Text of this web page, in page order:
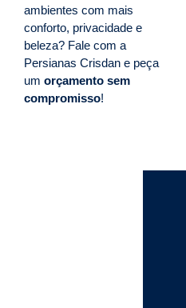
ambientes com mais
conforto, privacidade e
beleza? Fale com a
Persianas Crisdan e peça
um orçamento sem
compromisso!